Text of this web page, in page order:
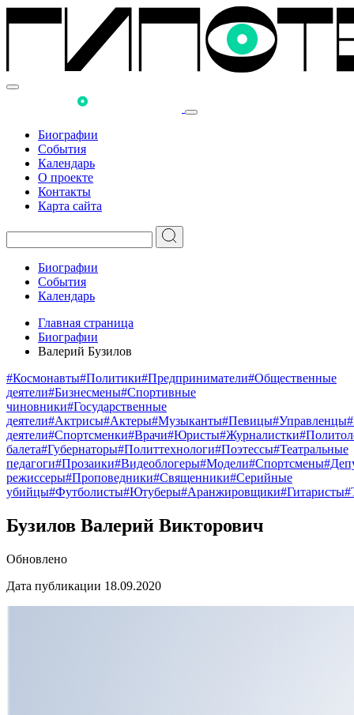
Биографии
События
Календарь
О проекте
Контакты
Карта сайта
Биографии
События
Календарь
Главная страница
Биографии
Валерий Бузилов
#Космонавты#Политики#Предприниматели#Общественные
деятели#Бизнесмены#Спортивные
чиновники#Государственные
деятели#Актрисы#Актеры#Музыканты#Певицы#Управленцы
деятели#Спортсменки#Врачи#Юристы#Журналистки
балета#Губернаторы#Политтехнологи#Поэтессы#Театральные
педагоги#Прозаики#Видеоблогеры#Модели#Спортсмены
режиссеры#Проповедники#Священники#Серийные
убийцы#Футболисты#Ютуберы#Аранжировщики#Гитаристы
Бузилов Валерий Викторович
Обновлено
Дата публикации 18.09.2020